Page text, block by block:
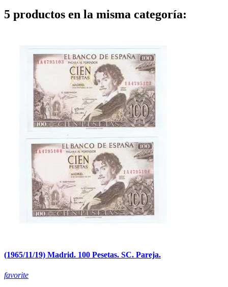
5 productos en la misma categoría:
(1965/11/19) Madrid. 100 Pesetas. SC. Pareja.
favorite